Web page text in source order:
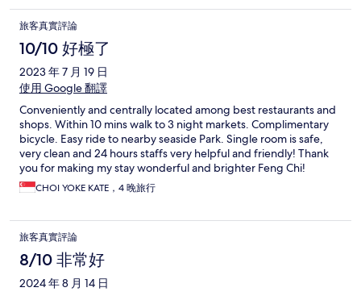
旅客真實評論
10/10 好極了
2023 年 7 月 19 日
使用 Google 翻譯
Conveniently and centrally located among best restaurants and
shops. Within 10 mins walk to 3 night markets. Complimentary
bicycle. Easy ride to nearby seaside Park. Single room is safe,
very clean and 24 hours staffs very helpful and friendly! Thank
you for making my stay wonderful and brighter Feng Chi!
CHOI YOKE KATE，4 晚旅行
旅客真實評論
8/10 非常好
2024 年 8 月 14 日